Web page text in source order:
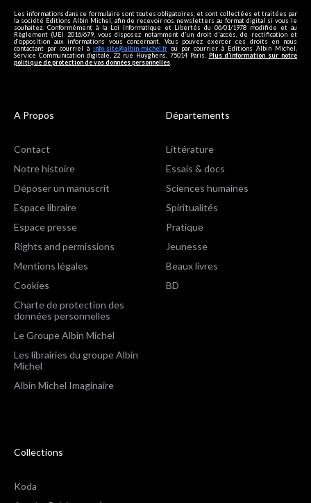
Les informations dans ce formulaire sont toutes obligatoires, et sont collectées et traitées par
la société Editions Albin Michel, afin de recevoir nos newsletters au format digital si vous le
souhaitez. Conformément à la Loi Informatique et Libertés du 06/01/1978 modifiée et au
Règlement (UE) 2016/679, vous disposez notamment d'un droit d'accès, de rectification et
d’opposition aux informations vous concernant. Vous pouvez exercer ces droits en nous
contactant par courriel à info-site@albin-michel.fr ou par courrier à Editions Albin Michel,
Service Communication digitale, 22 rue Huyghens, 75014 Paris. Plus d’information sur notre
politique de protection de vos données personnelles
A Propos
Contact
Notre histoire
Déposer un manuscrit
Espace libraire
Espace presse
Rights and permissions
Mentions légales
Cookies
Charte de protection des
données personnelles
Le Groupe Albin Michel
Les librairies du groupe Albin
Michel
Albin Michel Imaginaire
Départements
Littérature
Essais & docs
Sciences humaines
Spiritualités
Pratique
Jeunesse
Beaux livres
BD
Collections
Koda